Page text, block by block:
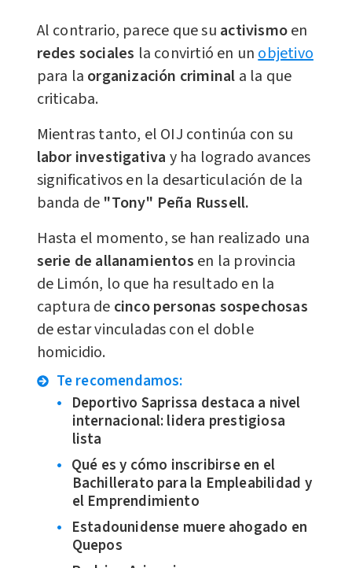
Al contrario, parece que su activismoen
redes sociales la convirtió en unobjetivo
para la organización criminal a la que
criticaba.
Mientras tanto, el OIJ continúa con su
labor investigativa y ha logrado avances
significativos en la desarticulación de la
banda de "Tony" Peña Russell.
Hasta el momento, se han realizado una
serie de allanamientos en la provincia
de Limón, lo que ha resultado en la
captura de cinco personas sospechosas
de estar vinculadas con el doble
homicidio.
Te recomendamos:
Deportivo Saprissa destaca a nivel
internacional: lidera prestigiosa
lista
Qué es y cómo inscribirse en el
Bachillerato para la Empleabilidad y
el Emprendimiento
Estadounidense muere ahogado en
Quepos